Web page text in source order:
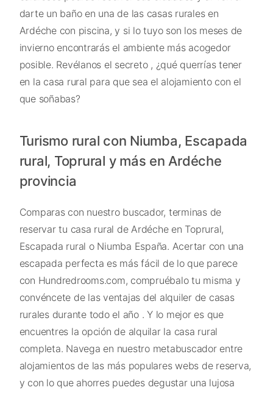
darte un baño en una de las casas rurales en
Ardéche con piscina, y si lo tuyo son los meses de
invierno encontrarás el ambiente más acogedor
posible. Revélanos el secreto , ¿qué querrías tener
en la casa rural para que sea el alojamiento con el
que soñabas?
Turismo rural con Niumba, Escapada
rural, Toprural y más en Ardéche
provincia
Comparas con nuestro buscador, terminas de
reservar tu casa rural de Ardéche en Toprural,
Escapada rural o Niumba España. Acertar con una
escapada perfecta es más fácil de lo que parece
con Hundredrooms.com, compruébalo tu misma y
convéncete de las ventajas del alquiler de casas
rurales durante todo el año . Y lo mejor es que
encuentres la opción de alquilar la casa rural
completa. Navega en nuestro metabuscador entre
alojamientos de las más populares webs de reserva,
y con lo que ahorres puedes degustar una lujosa